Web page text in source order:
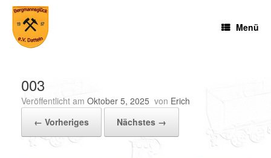
Zum
Inhalt
springen
Menü
003
Veröffentlicht am Oktober 5, 2025 von Erich
← Vorheriges
Nächstes →